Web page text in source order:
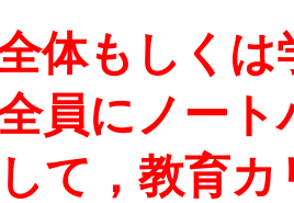
体もしく
員にノー
て，教育